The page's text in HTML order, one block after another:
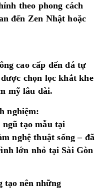
theo phong cách
đến Zen Nhật hoặc
cao cấp đến đá tự
chọn lọc khắt khe
mỹ lâu dài.
nghiệm:
tạo mẫu tại
nghệ thuật sống – đã
lớn nhỏ tại Sài Gòn
tạo nên những